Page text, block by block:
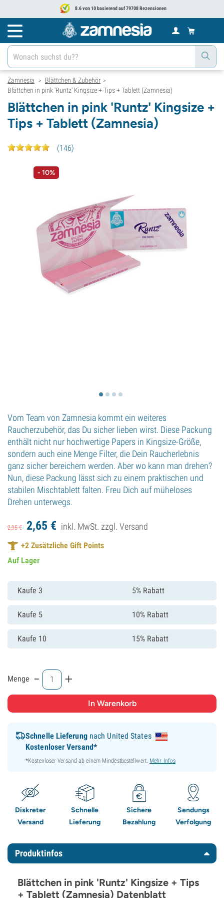
8.6 von 10 basierend auf 79708 Rezensionen
Zamnesia > Blättchen & Zubehör >
Blättchen in pink 'Runtz' Kingsize + Tips + Tablett (Zamnesia)
Blättchen in pink 'Runtz' Kingsize +
Tips + Tablett (Zamnesia)
(146)
- 10%
Vom Team von Zamnesia kommt ein weiteres
Raucherzubehör, das Du sicher lieben wirst. Diese Packung
enthält nicht nur hochwertige Papers in Kingsize-Größe,
sondern auch eine Menge Filter, die Dein Raucherlebnis
ganz sicher bereichern werden. Aber wo kann man drehen?
Nun, diese Packung lässt sich zu einem praktischen und
stabilen Mischtablett falten. Freu Dich auf müheloses
Drehen unterwegs.
2,95€ 2,65 € inkl. MwSt. zzgl. Versand
+2 Zusätzliche Gift Points
Auf Lager
Kaufe 3 5% Rabatt
Kaufe 5 10% Rabatt
Kaufe 10 15% Rabatt
Menge - +
Schnelle Lieferungnach United States
Kostenloser Versand*
*Kostenloser Versand ab einem Mindestbestellwert. Mehr Infos
Diskreter
Versand
Schnelle
Lieferung
Sichere
Bezahlung
Sendungs
Verfolgung
Produktinfos
Blättchen in pink 'Runtz' Kingsize + Tips
+ Tablett (Zamnesia) Datenblatt